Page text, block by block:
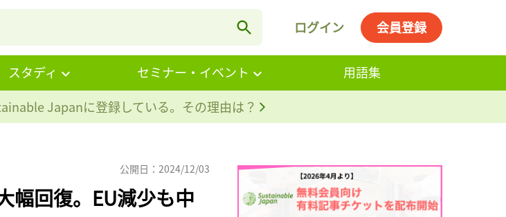
ログイン 会員登録
スタディ セミナー・イベント
用語集
Japanに登録している。その理由は？
公開日：2024/12/03
幅回復。EU減少も中